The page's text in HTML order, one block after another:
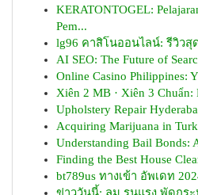
KERATONTOGEL:
Pem...
lg96 คาสิโนออนไลน์: รีวิว
AI SEO: The Future of
Online Casino Philippines:
Xiên 2 MB · Xiên 3 Chuẩn:
Upholstery Repair
Acquiring Marijuana in
Understanding Bail Bonds:
Finding the Best House
bt789us ทางเข้า อัพเดท